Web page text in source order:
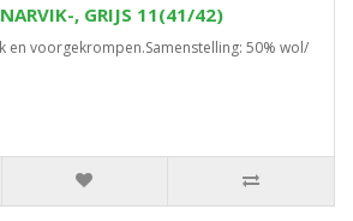
, GRIJS 11(41/42)
en voorgekrompen.Samenstelling: 50% wol/